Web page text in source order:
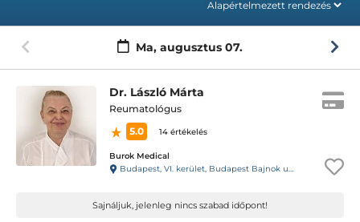
Ma, augusztus 07.
Dr. László Márta
Reumatológus
5.0
14 értékelés
Burok Medical
Budapest, VI. kerület, Budapest Bajnok utca 13. Bajnok Center
Sajnáljuk, jelenleg nincs szabad időpont!